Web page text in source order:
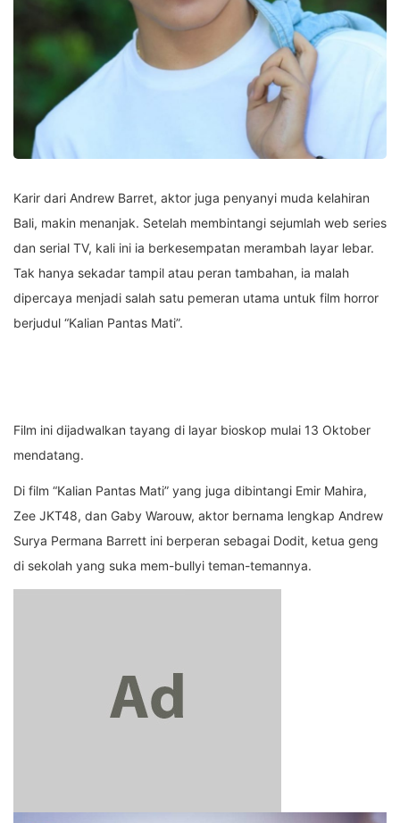
Karir dari Andrew Barret, aktor juga penyanyi muda kelahiran
Bali, makin menanjak. Setelah membintangi sejumlah web series
dan serial TV, kali ini ia berkesempatan merambah layar lebar.
Tak hanya sekadar tampil atau peran tambahan, ia malah
dipercaya menjadi salah satu pemeran utama untuk film horror
berjudul “Kalian Pantas Mati”.
Film ini dijadwalkan tayang di layar bioskop mulai 13 Oktober
mendatang.
Di film “Kalian Pantas Mati” yang juga dibintangi Emir Mahira,
Zee JKT48, dan Gaby Warouw, aktor bernama lengkap Andrew
Surya Permana Barrett ini berperan sebagai Dodit, ketua geng
di sekolah yang suka mem-bullyi teman-temannya.